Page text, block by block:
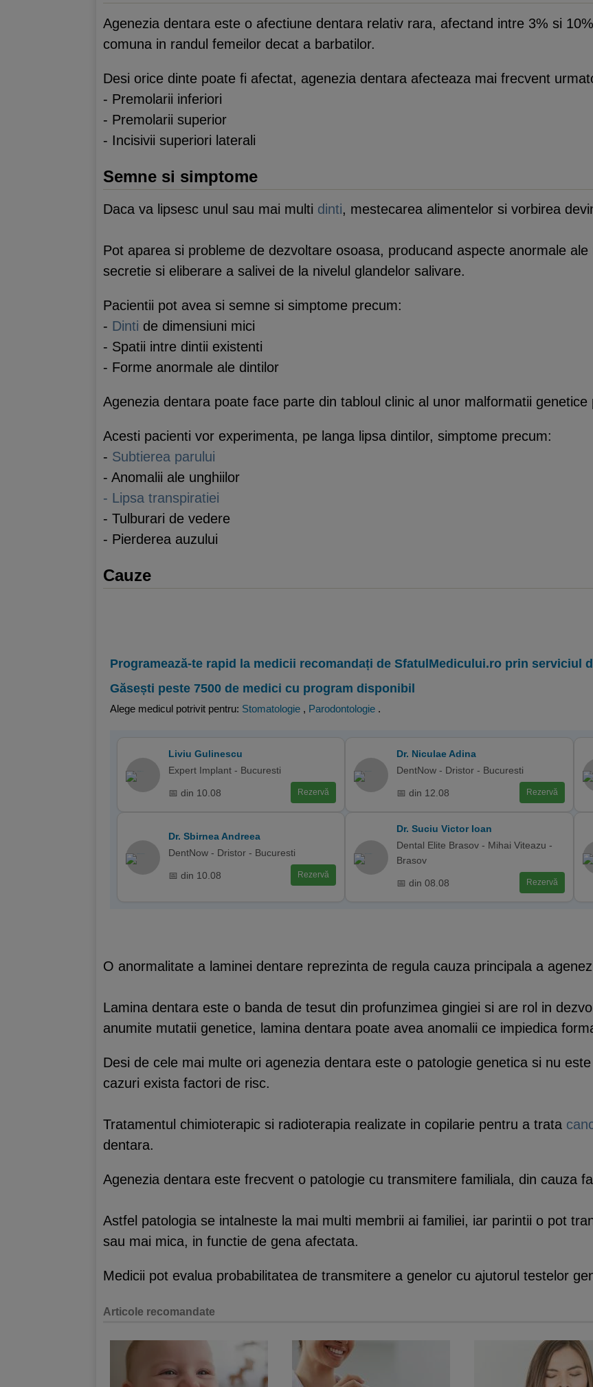
Agenezia dentara este o afectiune dentara relativ rara, afectand intre 3% si
comuna in randul femeilor decat a barbatilor.
Desi orice dinte poate fi afectat, agenezia dentara afecteaza mai frecvent
- Premolarii inferiori
- Premolarii superior
- Incisivii superiori laterali
Semne si simptome
Daca va lipsesc unul sau mai multi dinti, mestecarea alimentelor si vorbirea
Pot aparea si probleme de dezvoltare osoasa, producand aspecte anormale
secretie si eliberare a salivei de la nivelul glandelor salivare.
Pacientii pot avea si semne si simptome precum:
- Dinti de dimensiuni mici
- Spatii intre dintii existenti
- Forme anormale ale dintilor
Agenezia dentara poate face parte din tabloul clinic al unor malformatii
Acesti pacienti vor experimenta, pe langa lipsa dintilor, simptome precum:
- Subtierea parului
- Anomalii ale unghiilor
- Lipsa transpiratiei
- Tulburari de vedere
- Pierderea auzului
Cauze
Programează-te rapid la medicii recomandați de SfatulMedicului.ro prin serviciul
Găsești peste 7500 de medici cu program disponibil
Alege medicul potrivit pentru: Stomatologie , Parodontologie .
Liviu Gulinescu
Expert Implant - Bucuresti
📅 din 10.08 Rezervă
Dr. Niculae Adina
DentNow - Dristor - Bucuresti
📅 din 12.08 Rezervă
Dr. Sbirnea Andreea
DentNow - Dristor - Bucuresti
📅 din 10.08 Rezervă
Dr. Suciu Victor Ioan
Dental Elite Brasov - Mihai Viteazu -
Brasov
📅 din 08.08 Rezervă
O anormalitate a laminei dentare reprezinta de regula cauza principala a
Lamina dentara este o banda de tesut din profunzimea gingiei si are rol in
anumite mutatii genetice, lamina dentara poate avea anomalii ce impiedica
Desi de cele mai multe ori agenezia dentara este o patologie genetica si nu
cazuri exista factori de risc.
Tratamentul chimioterapic si radioterapia realizate in copilarie pentru a trata
dentara.
Agenezia dentara este frecvent o patologie cu transmitere familiala, din cauza
Astfel patologia se intalneste la mai multi membrii ai familiei, iar parintii o pot
sau mai mica, in functie de gena afectata.
Medicii pot evalua probabilitatea de transmitere a genelor cu ajutorul testelor
Articole recomandate